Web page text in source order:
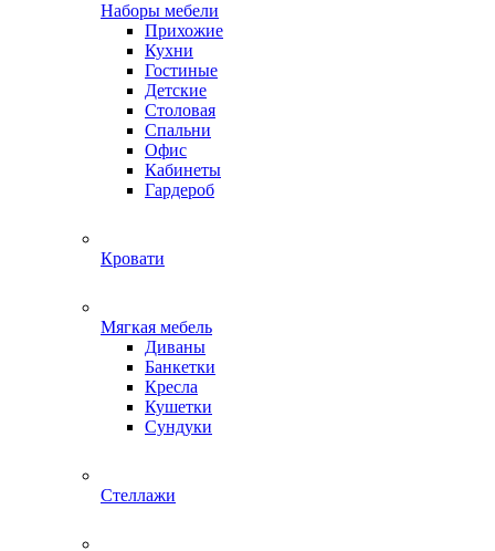
Наборы мебели
Прихожие
Кухни
Гостиные
Детские
Столовая
Спальни
Офис
Кабинеты
Гардероб
Кровати
Мягкая мебель
Диваны
Банкетки
Кресла
Кушетки
Сундуки
Стеллажи